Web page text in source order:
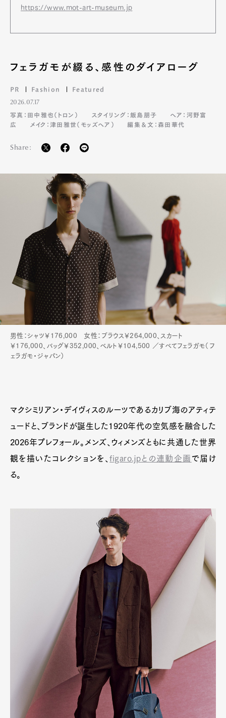
Pen international Pen tw
https://www.mot-art-museum.jp
フェラガモが綴る、感性のダイアローグ
PR Fashion Featured
2026.07.17
写真：田中雅也（トロン）
スタイリング：飯島朋子
ヘア：河野富
広
メイク：津田雅世（モッズヘア） 編集＆文：森田華代
Share:
男性：シャツ￥176,000 女性：ブラウス￥264,000、スカート
￥176,000、バッグ￥352,000、ベルト￥104,500 ／すべてフェラガモ（フ
ェラガモ・ジャパン）
マクシミリアン・デイヴィスのルーツであるカリブ海のアティテ
ュードと、ブランドが誕生した1920年代の空気感を融合した
2026年プレフォール。メンズ、ウィメンズともに共通した世界
観を描いたコレクションを、figaro.jpとの連動企画 で届け
る。